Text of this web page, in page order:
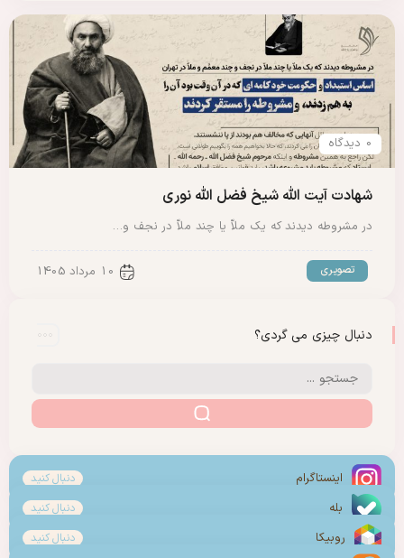
0 دیدگاه
شهادت آیت الله شیخ فضل الله نوری
در مشروطه دیدند که یک ملاّ یا چند ملاّ در نجف و…
تصویری 10 مرداد 1405
دنبال چیزی می گردی؟
اینستاگرام دنبال کنید
بله دنبال کنید
روبیکا دنبال کنید